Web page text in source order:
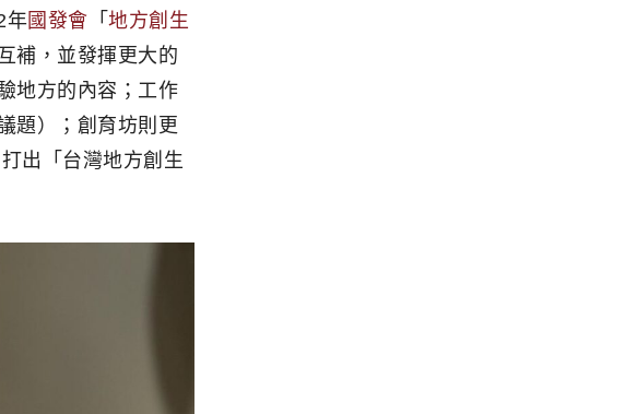
年國發會 「 地方創生
補，並發揮更大的
地方的內容；工作
題）；創育坊則更
出「台灣地方創生